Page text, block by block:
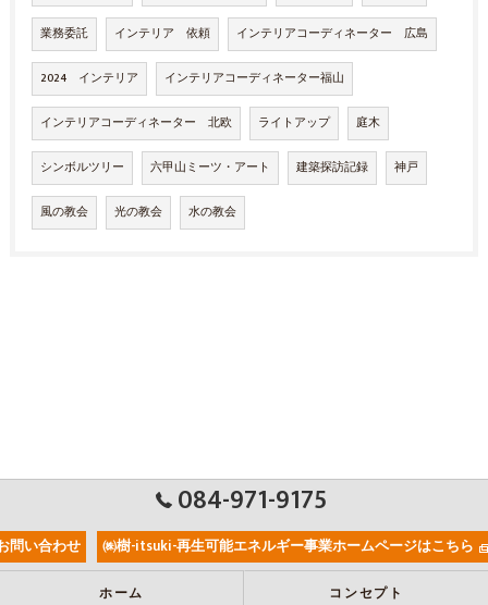
業務委託 インテリア 依頼 インテリアコーディネーター 広島
2024 インテリア インテリアコーディネーター福山
インテリアコーディネーター 北欧 ライトアップ 庭木
シンボルツリー 六甲山ミーツ・アート 建築探訪記録 神戸
風の教会 光の教会 水の教会
084-971-9175
問い合わせ ㈱樹-itsuki-再生可能エネルギー事業ホームページはこちら
ホーム コンセプト